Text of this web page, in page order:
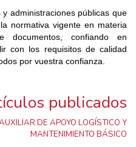
administraciones públicas que
normativa vigente en materia
documentos, confiando en
con los requisitos de calidad
por vuestra confianza.
publicados
DE APOYO LOGÍSTICO Y
MANTENIMIENTO BÁSICO